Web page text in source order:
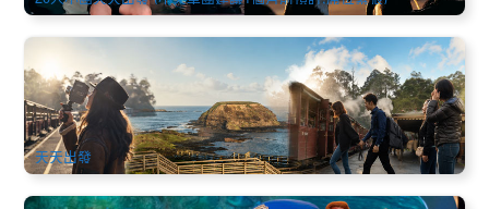
蒸汽小火車+菲利普島企鵝歸巢 雙拼特價 中文1日遊 (40人座
中大團) (墨爾本市區出發)
4.4k 已預訂
AUD $169.00 $173.00
MEL05025
天天出發